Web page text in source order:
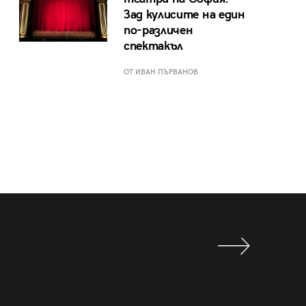
Зад кулисите на един
по-различен
спектакъл
ОТ ИВАН ПЪРВАНОВ